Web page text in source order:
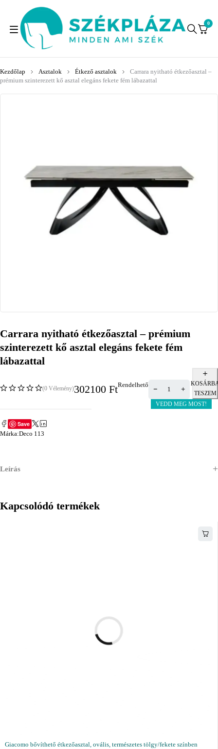
0
Kezdőlap Asztalok Étkező asztalok
Carrara nyitható étkezőasztal –
prémium szinterezett kő asztal elegáns fekete fém lábazattal
Carrara nyitható étkezőasztal – prémium
szinterezett kő asztal elegáns fekete fém
lábazattal
(0 Vélemény)302100 FtRendelhető
TESZEM
VEDD MEG MOST!
Save
Márka:Deco 113
Leírás
Kapcsolódó termékek
Giacomo bővíthető étkezőasztal, ovális, természetes tölgy/fekete színben